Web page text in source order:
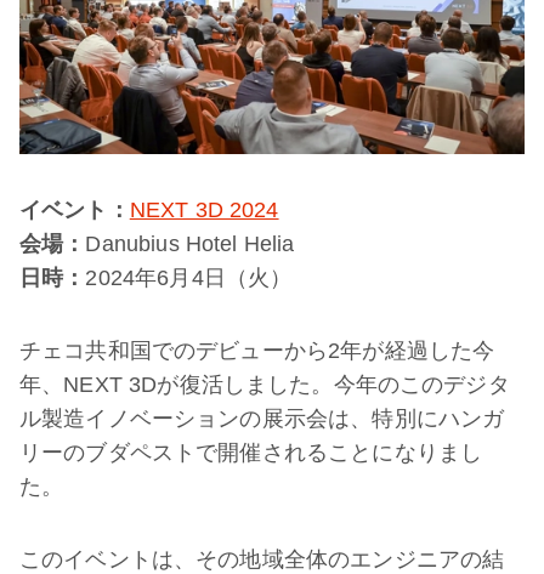
イベント： NEXT 3D 2024
会場： Danubius Hotel Helia
日時： 2024年6月4日（火）
チェコ共和国でのデビューから2年が経過した今
年、NEXT 3Dが復活しました。今年のこのデジタ
ル製造イノベーションの展示会は、特別にハンガ
リーのブダペストで開催されることになりまし
た。
このイベントは、その地域全体のエンジニアの結